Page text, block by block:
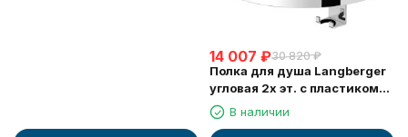
14 007 ₽30 820 ₽
Полка для душа Langberger
угловая 2х эт. с пластиком
75862В наличии